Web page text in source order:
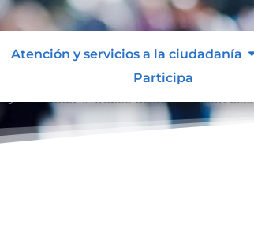
Atención y servicios a la ciudadanía
Participa
reservada Índice de información